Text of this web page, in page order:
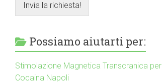
Invia la richiesta!
Possiamo aiutarti per:
Stimolazione Magnetica Transcranica per
Cocaina Napoli